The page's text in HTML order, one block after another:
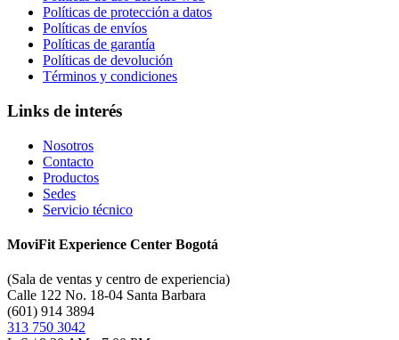
Políticas de protección a datos
Políticas de envíos
Políticas de garantía
Políticas de devolución
Términos y condiciones
Links de interés
Nosotros
Contacto
Productos
Sedes
Servicio técnico
MoviFit Experience Center Bogotá
(Sala de ventas y centro de experiencia)
Calle 122 No. 18-04 Santa Barbara
(601) 914 3894
313 750 3042